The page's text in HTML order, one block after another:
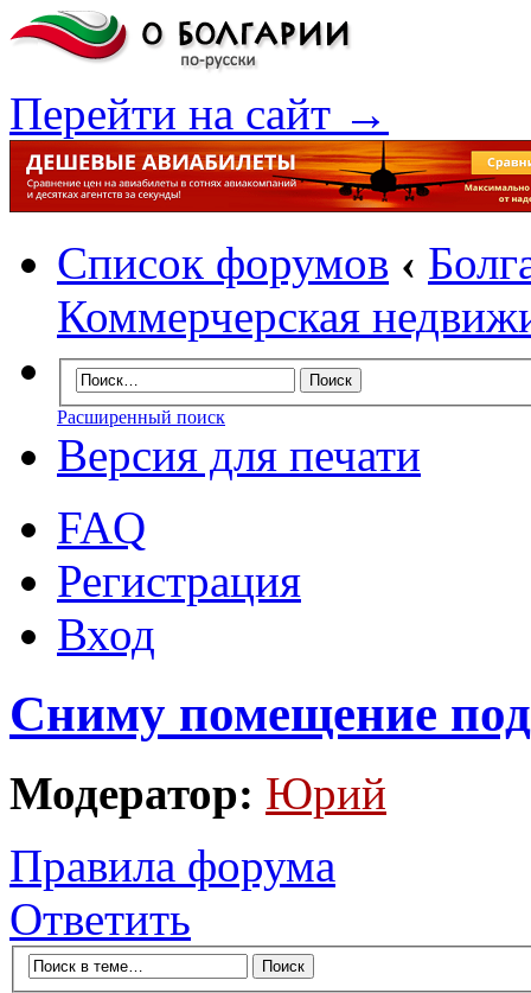
Перейти на сайт →
Список форумов ‹
Коммерчерская
Расширенный поиск
Версия для печати
FAQ
Регистрация
Вход
Сниму помещение
Модератор: Юрий
Правила форума
Ответить